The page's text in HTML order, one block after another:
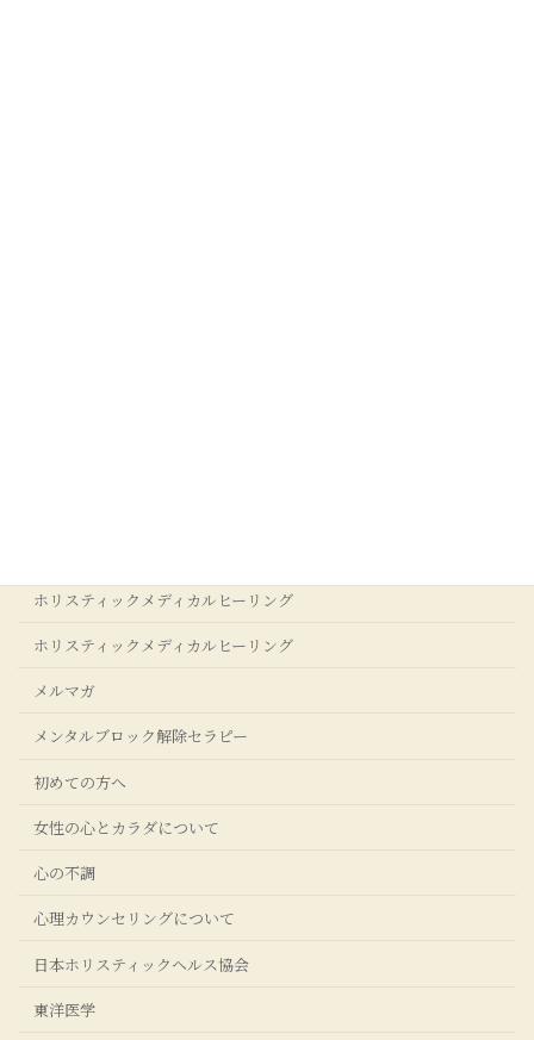
ホリスティックメディカルヒーリング
ホリスティックメディカルヒーリング
メルマガ
メンタルブロック解除セラピー
初めての方へ
女性の心とカラダについて
心の不調
心理カウンセリングについて
日本ホリスティックヘルス協会
東洋医学